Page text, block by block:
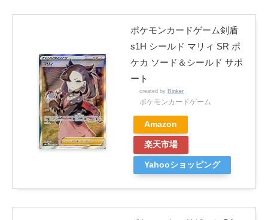
ポケモンカードゲーム剣盾
s1H シールド マリィ SR ポ
ケカ ソード＆シールド サポ
ート
created by Rinker
ポケモンカードゲーム
Amazon
楽天市場
Yahooショッピング